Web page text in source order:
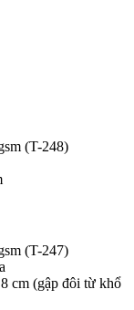
(T-248)
(T-247)
cm (gập đôi từ khổ